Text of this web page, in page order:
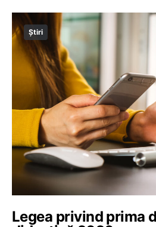
Știri
Legea privind prima